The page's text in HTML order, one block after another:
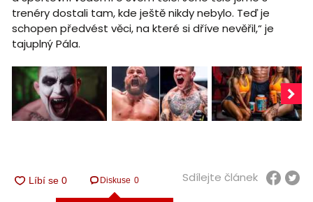
trenéry dostali tam, kde ještě nikdy nebylo. Teď je
schopen předvést věci, na které si dříve nevěřil,“ je
tajuplný Pála.
Diskuse 0 Sdílejte článek